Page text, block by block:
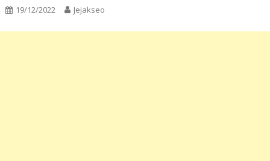
19/12/2022 Jejakseo